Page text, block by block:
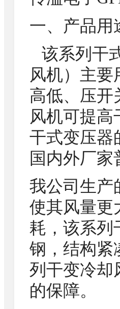
一、产品用
该系列干
风机）主
高低、压开
风机可提高
干式变压器
国内外厂
我公司生产
使其风量更
耗，该系列
钢，结构紧
列干变冷却
的保障。